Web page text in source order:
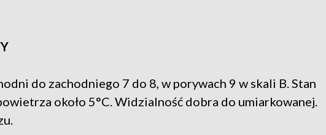
do zachodniego 7 do 8, w porywach 9 w skali B. Stan
około 5°C. Widzialność dobra do umiarkowanej.